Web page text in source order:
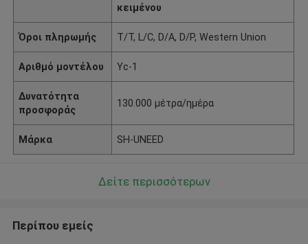
κειμένου
Όροι πληρωμής T/T, L/C, D/A, D/P, Western Union
Αριθμό μοντέλου Yc-1
Δυνατότητα
προσφοράς
130.000 μέτρα/ημέρα
Μάρκα SH-UNEED
Δείτε περισσότερων
Περίπου εμείς